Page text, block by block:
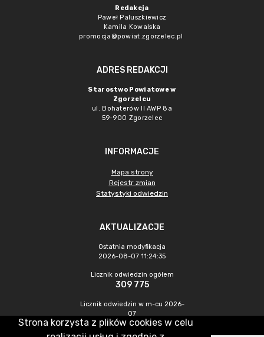
Redakcja
Paweł Paluszkiewicz
Kamila Kowalska
promocja@powiat.zgorzelec.pl
ADRES REDAKCJI
Starostwo Powiatowe w
Zgorzelcu
ul. Bohaterów II AWP 8a
59-900 Zgorzelec
INFORMACJE
Mapa strony
Rejestr zmian
Statystyki odwiedzin
AKTUALIZACJE
Ostatnia modyfikacja
2026-08-07 11:24:35
Licznik odwiedzin ogółem
309 775
Licznik odwiedzin w m-cu 2026-
07
473
Strona korzysta z plików cookies w celu